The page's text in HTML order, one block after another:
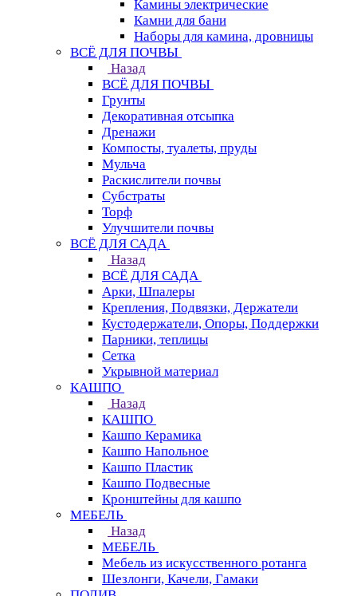
Камины электрические
Камни для бани
Наборы для камина, дровницы
ВСЁ ДЛЯ ПОЧВЫ
Назад
ВСЁ ДЛЯ ПОЧВЫ
Грунты
Декоративная отсыпка
Дренажи
Компосты, туалеты, пруды
Мульча
Раскислители почвы
Субстраты
Торф
Улучшители почвы
ВСЁ ДЛЯ САДА
Назад
ВСЁ ДЛЯ САДА
Арки, Шпалеры
Крепления, Подвязки, Держатели
Кустодержатели, Опоры, Поддержки
Парники, теплицы
Сетка
Укрывной материал
КАШПО
Назад
КАШПО
Кашпо Керамика
Кашпо Напольное
Кашпо Пластик
Кашпо Подвесные
Кронштейны для кашпо
МЕБЕЛЬ
Назад
МЕБЕЛЬ
Мебель из искусственного ротанга
Шезлонги, Качели, Гамаки